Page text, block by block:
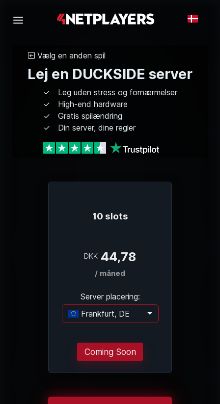
Vælg en anden spil
Lej en DUCKSIDE server
Leg uden stress og fornærmelser
High-end hardware
Gratis spilændring
Din server, dine regler
10 slots
DKK 44,78
/ måned
Server placering:
Frankfurt, DE
Indlæser...
Coming Soon